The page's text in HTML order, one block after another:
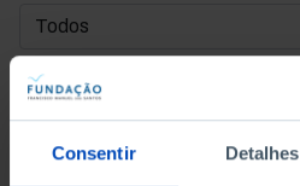
Consentir Detalhes
DATA DE INÍCIO
DATA DE FIM